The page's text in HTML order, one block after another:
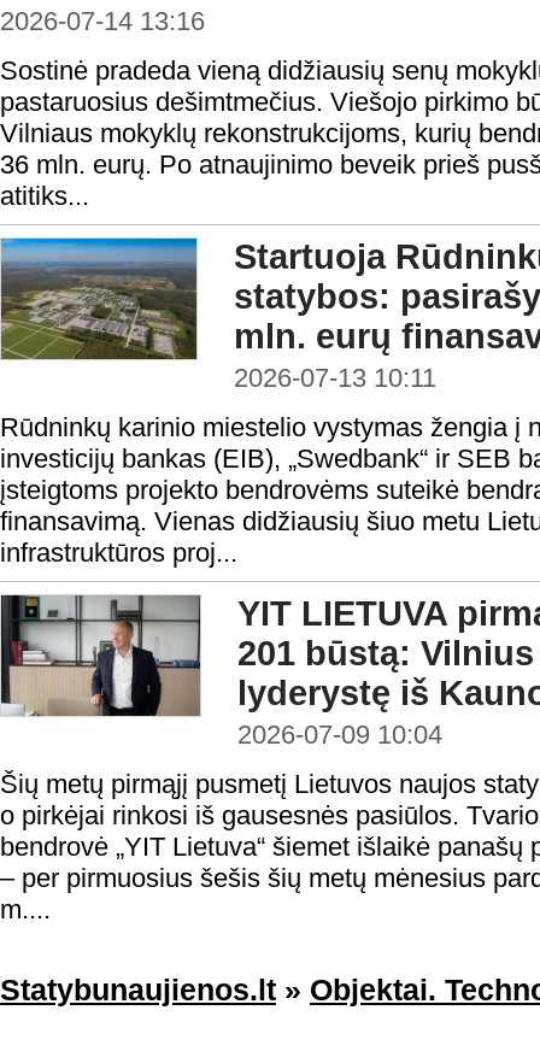
2026-07-14 13:16
Sostinė pradeda vieną didžiausių senų
pastaruosius dešimtmečius. Viešojo pirkimo
Vilniaus mokyklų rekonstrukcijoms, kurių
36 mln. eurų. Po atnaujinimo beveik prieš
atitiks...
Startuoja
statybos:
mln. eurų
2026-07-13 10:11
Rūdninkų karinio miestelio vystymas žengia į
investicijų bankas (EIB), „Swedbank“ ir SEB
įsteigtoms projekto bendrovėms suteikė
finansavimą. Vienas didžiausių šiuo metu
infrastruktūros proj...
YIT LIETUVA
201 būstą:
lyderystę iš
2026-07-09 10:04
Šių metų pirmąjį pusmetį Lietuvos naujos
o pirkėjai rinkosi iš gausesnės pasiūlos.
bendrovė „YIT Lietuva“ šiemet išlaikė
– per pirmuosius šešis šių metų mėnesius
m....
Statybunaujienos.lt » Objektai.